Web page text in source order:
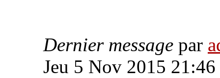
Dernier message par
Jeu 5 Nov 2015 21:46